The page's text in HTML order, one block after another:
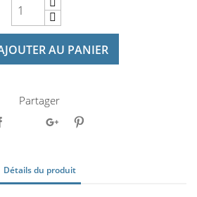
AU PANIER
Partager
Détails du produit